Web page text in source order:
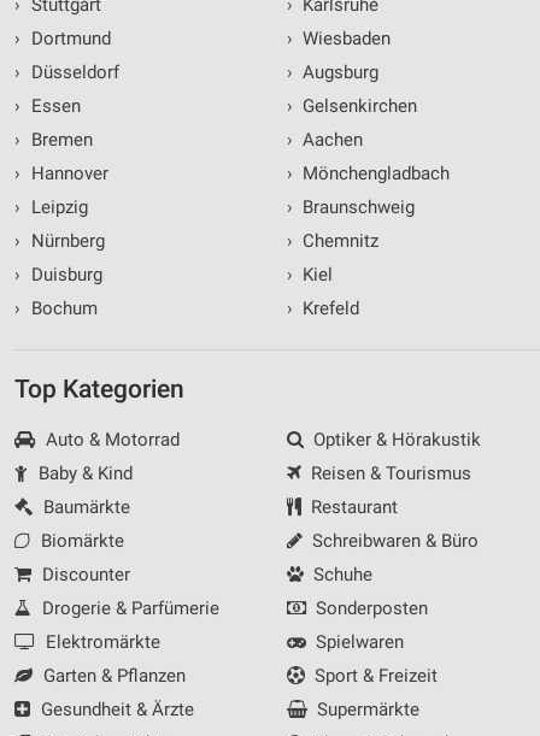
› Stuttgart
›
Dortmund
›
Düsseldorf
›
Essen
›
Bremen
›
Hannover
›
Leipzig
›
Nürnberg
›
Duisburg
›
Bochum
› Karlsruhe
› Wiesbaden
› Augsburg
› Gelsenkirchen
› Aachen
› Mönchengladbach
› Braunschweig
› Chemnitz
› Kiel
› Krefeld
Top Kategorien
Auto & Motorrad
Baby & Kind
Baumärkte
Biomärkte
Discounter
Drogerie & Parfümerie
Elektromärkte
Garten & Pflanzen
Gesundheit & Ärzte
Optiker & Hörakustik
Reisen & Tourismus
Restaurant
Schreibwaren & Büro
Schuhe
Sonderposten
Spielwaren
Sport & Freizeit
Supermärkte